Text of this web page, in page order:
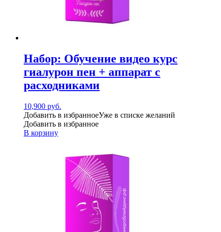
Набор: Обучение видео курс
гиалурон пен + аппарат с
расходниками
10,900 руб.
Добавить в избранноеУже в списке желаний
Добавить в избранное
В корзину